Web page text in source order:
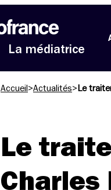
La médiatrice
Accueil >Actualités> Le
Le
Charles